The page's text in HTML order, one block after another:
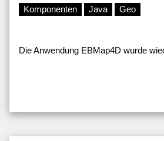
Komponenten Java Geo
Die Anwendung EBMap4D wurde